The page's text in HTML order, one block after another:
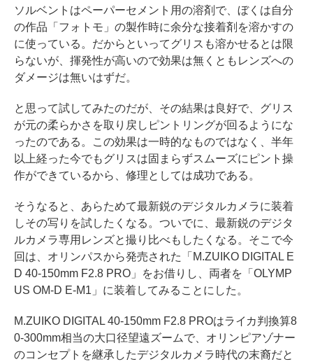
ソルベントはペーパーセメント用の溶剤で、ぼくは自分
の作品「フォトモ」の製作時に余分な接着剤を溶かすの
に使っている。だからといってグリスも溶かせるとは限
らないが、揮発性が高いので効果は無くともレンズへの
ダメージは無いはずだ。
と思って試してみたのだが、その結果は良好で、グリス
が元の柔らかさを取り戻しピントリングが回るようにな
ったのである。この効果は一時的なものではなく、半年
以上経った今でもグリスは固まらずスムーズにピント操
作ができているから、修理としては成功である。
そうなると、あらためて最新鋭のデジタルカメラに装着
しその写りを試したくなる。ついでに、最新鋭のデジタ
ルカメラ専用レンズと撮り比べもしたくなる。そこで今
回は、オリンパスから発売された「M.ZUIKO DIGITAL E
D 40-150mm F2.8 PRO」をお借りし、両者を「OLYMP
US OM-D E-M1」に装着してみることにした。
M.ZUIKO DIGITAL 40-150mm F2.8 PROはライカ判換算8
0-300mm相当の大口径望遠ズームで、オリンピアゾナー
のコンセプトを継承したデジタルカメラ時代の末裔だと